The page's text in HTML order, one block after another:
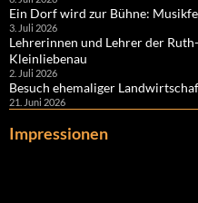
Ein Dorf wird zur Bühne:
3. Juli 2026
Lehrerinnen und Lehrer der
Kleinliebenau
2. Juli 2026
Besuch ehemaliger
21. Juni 2026
Impressionen